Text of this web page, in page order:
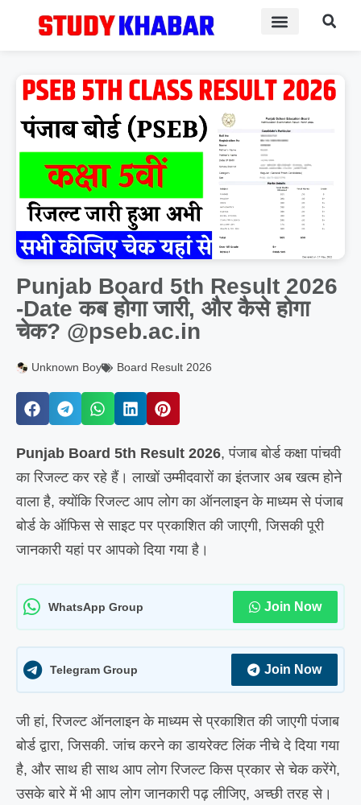
Punjab Board 5th Result 2026
-Date कब होगा जारी, और कैसे होगा
चेक? @pseb.ac.in
Unknown Boy Board Result 2026
Punjab Board 5th Result 2026, पंजाब बोर्ड कक्षा पांचवी
का रिजल्ट कर रहे हैं। लाखों उम्मीदवारों का इंतजार अब खत्म होने
वाला है, क्योंकि रिजल्ट आप लोग का ऑनलाइन के माध्यम से पंजाब
बोर्ड के ऑफिस से साइट पर प्रकाशित की जाएगी, जिसकी पूरी
जानकारी यहां पर आपको दिया गया है।
WhatsApp Group Join Now
Telegram Group Join Now
जी हां, रिजल्ट ऑनलाइन के माध्यम से प्रकाशित की जाएगी पंजाब
बोर्ड द्वारा, जिसकी. जांच करने का डायरेक्ट लिंक नीचे दे दिया गया
है, और साथ ही साथ आप लोग रिजल्ट किस प्रकार से चेक करेंगे,
उसके बारे में भी आप लोग जानकारी पढ़ लीजिए, अच्छी तरह से।